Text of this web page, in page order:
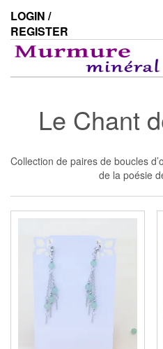
the
content
LOGIN /
REGISTER
Le Chant
Collection de paires de boucles
de la poésie